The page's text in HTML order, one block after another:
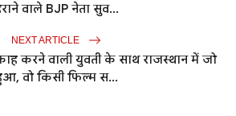
वाले BJP नेता सुव...
NEXT ARTICLE
करने वाली युवती के साथ राजस्थान में जो
वो किसी फिल्म स...